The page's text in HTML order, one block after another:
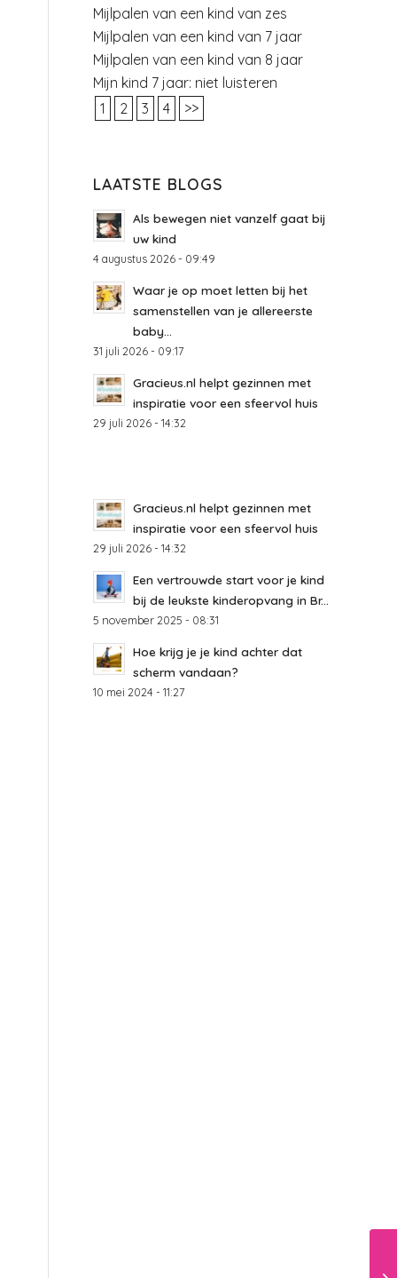
Mijlpalen van een kind van zes
Mijlpalen van een kind van 7 jaar
Mijlpalen van een kind van 8 jaar
Mijn kind 7 jaar: niet luisteren
1
2 3 4 >>
LAATSTE BLOGS
Als bewegen niet vanzelf gaat bij
uw kind
4 augustus 2026 - 09:49
Waar je op moet letten bij het
samenstellen van je allereerste
baby...
31 juli 2026 - 09:17
Gracieus.nl helpt gezinnen met
inspiratie voor een sfeervol huis
29 juli 2026 - 14:32
Gracieus.nl helpt gezinnen met
inspiratie voor een sfeervol huis
29 juli 2026 - 14:32
Een vertrouwde start voor je kind
bij de leukste kinderopvang in Br...
5 november 2025 - 08:31
Hoe krijg je je kind achter dat
scherm vandaan?
10 mei 2024 - 11:27